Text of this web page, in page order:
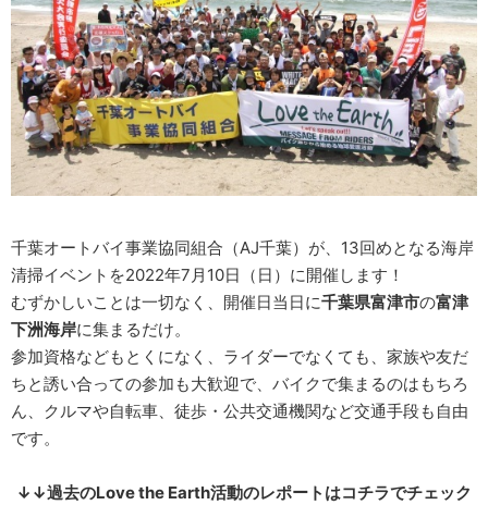
千葉オートバイ事業協同組合（AJ千葉）が、13回めとなる海岸
清掃イベントを2022年7月10日（日）に開催します！
むずかしいことは一切なく、開催日当日に千葉県富津市の富津
下洲海岸に集まるだけ。
参加資格などもとくになく、ライダーでなくても、家族や友だ
ちと誘い合っての参加も大歓迎で、バイクで集まるのはもちろ
ん、クルマや自転車、徒歩・公共交通機関など交通手段も自由
です。
↓↓過去のLove the Earth活動のレポートはコチラでチェック